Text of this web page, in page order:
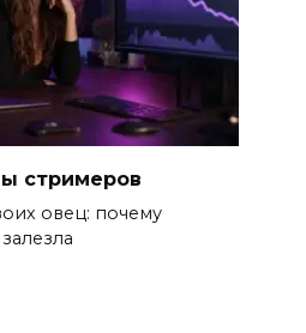
стримеров
овец: почему